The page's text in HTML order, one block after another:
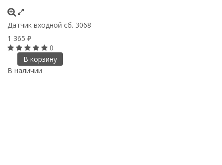
Датчик входной сб. 3068
1 365 ₽
0
В корзину
В наличии